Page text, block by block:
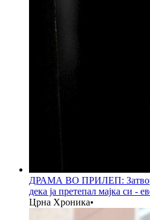
ДРАМА ВО ПРИЛЕП:
дека ја претепал мајка си -
Црна Хроника•